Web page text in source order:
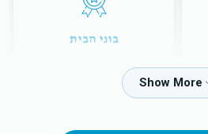
בוני הבית